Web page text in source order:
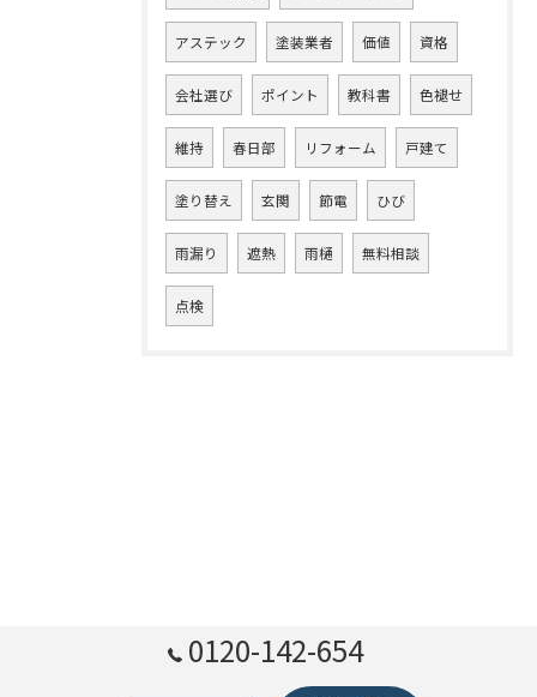
アステック 塗装業者 価値 資格
会社選び ポイント 教科書 色褪せ
維持 春日部 リフォーム 戸建て
塗り替え 玄関 節電 ひび
雨漏り 遮熱 雨樋 無料相談
点検
0120-142-654